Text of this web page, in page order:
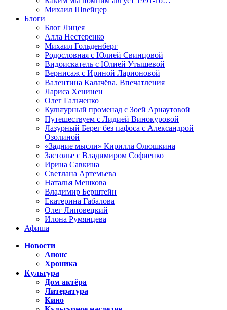
Михаил Швейцер
Блоги
Блог Лицея
Алла Нестеренко
Михаил Гольденберг
Родословная с Юлией Свинцовой
Видоискатель с Юлией Утышевой
Вернисаж с Ириной Ларионовой
Валентина Калачёва. Впечатления
Лариса Хенинен
Олег Гальченко
Культурный променад с Зоей Арнаутовой
Путешествуем с Лидией Винокуровой
Лазурный Берег без пафоса с Александрой
Озолиной
«Задние мысли» Кирилла Олюшкина
Застолье с Владимиром Софиенко
Ирина Савкина
Светлана Артемьева
Наталья Мешкова
Владимир Берштейн
Екатерина Габалова
Олег Липовецкий
Илона Румянцева
Афиша
Новости
Анонс
Хроника
Культура
Дом актёра
Литература
Кино